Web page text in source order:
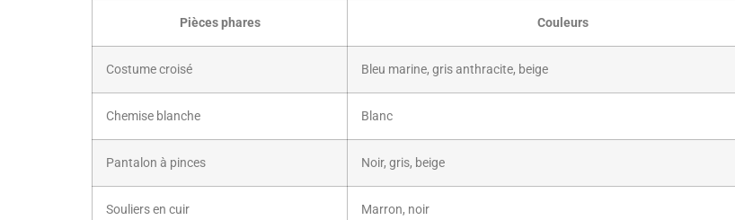
Pièces phares Couleurs
Costume croisé Bleu marine, gris anthracite, beige
Chemise blanche Blanc
Pantalon à pinces Noir, gris, beige
Souliers en cuir Marron, noir